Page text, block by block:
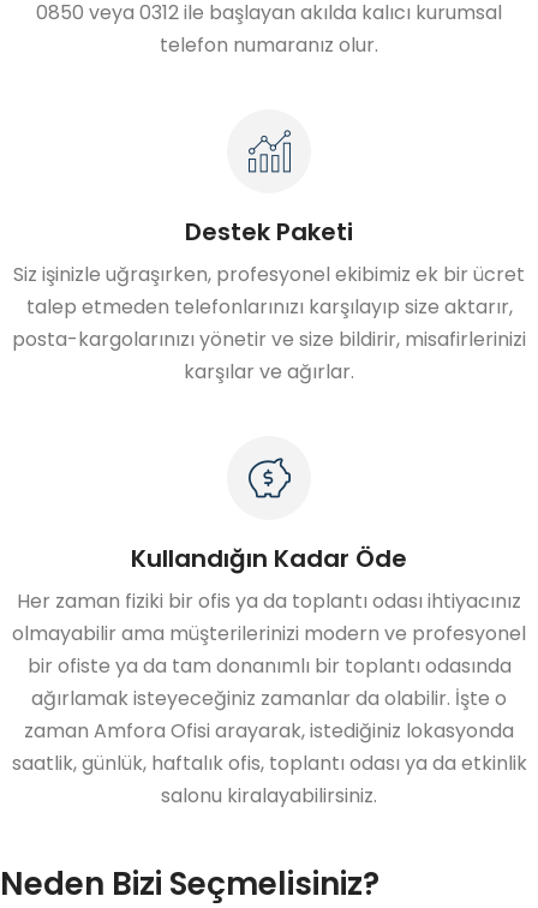
0850 veya 0312 ile başlayan akılda kalıcı kurumsal
telefon numaranız olur.
Destek Paketi
Siz işinizle uğraşırken, profesyonel ekibimiz ek bir ücret
talep etmeden telefonlarınızı karşılayıp size aktarır,
posta-kargolarınızı yönetir ve size bildirir, misafirlerinizi
karşılar ve ağırlar.
Kullandığın Kadar Öde
Her zaman fiziki bir ofis ya da toplantı odası ihtiyacınız
olmayabilir ama müşterilerinizi modern ve profesyonel
bir ofiste ya da tam donanımlı bir toplantı odasında
ağırlamak isteyeceğiniz zamanlar da olabilir. İşte o
zaman Amfora Ofisi arayarak, istediğiniz lokasyonda
saatlik, günlük, haftalık ofis, toplantı odası ya da etkinlik
salonu kiralayabilirsiniz.
Neden Bizi Seçmelisiniz?